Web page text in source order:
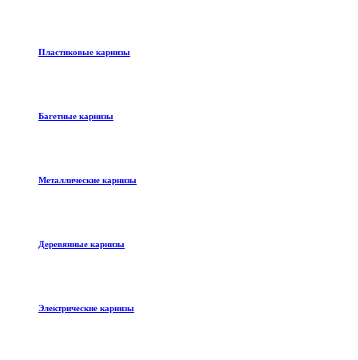
Пластиковые карнизы
Багетные карнизы
Металлические карнизы
Деревянные карнизы
Электрические карнизы